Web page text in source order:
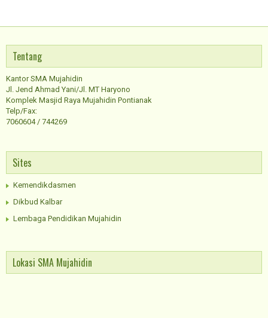
Tentang
Kantor SMA Mujahidin
Jl. Jend Ahmad Yani/Jl. MT Haryono
Komplek Masjid Raya Mujahidin Pontianak
Telp/Fax:
7060604 / 744269
Sites
Kemendikdasmen
Dikbud Kalbar
Lembaga Pendidikan Mujahidin
Lokasi SMA Mujahidin